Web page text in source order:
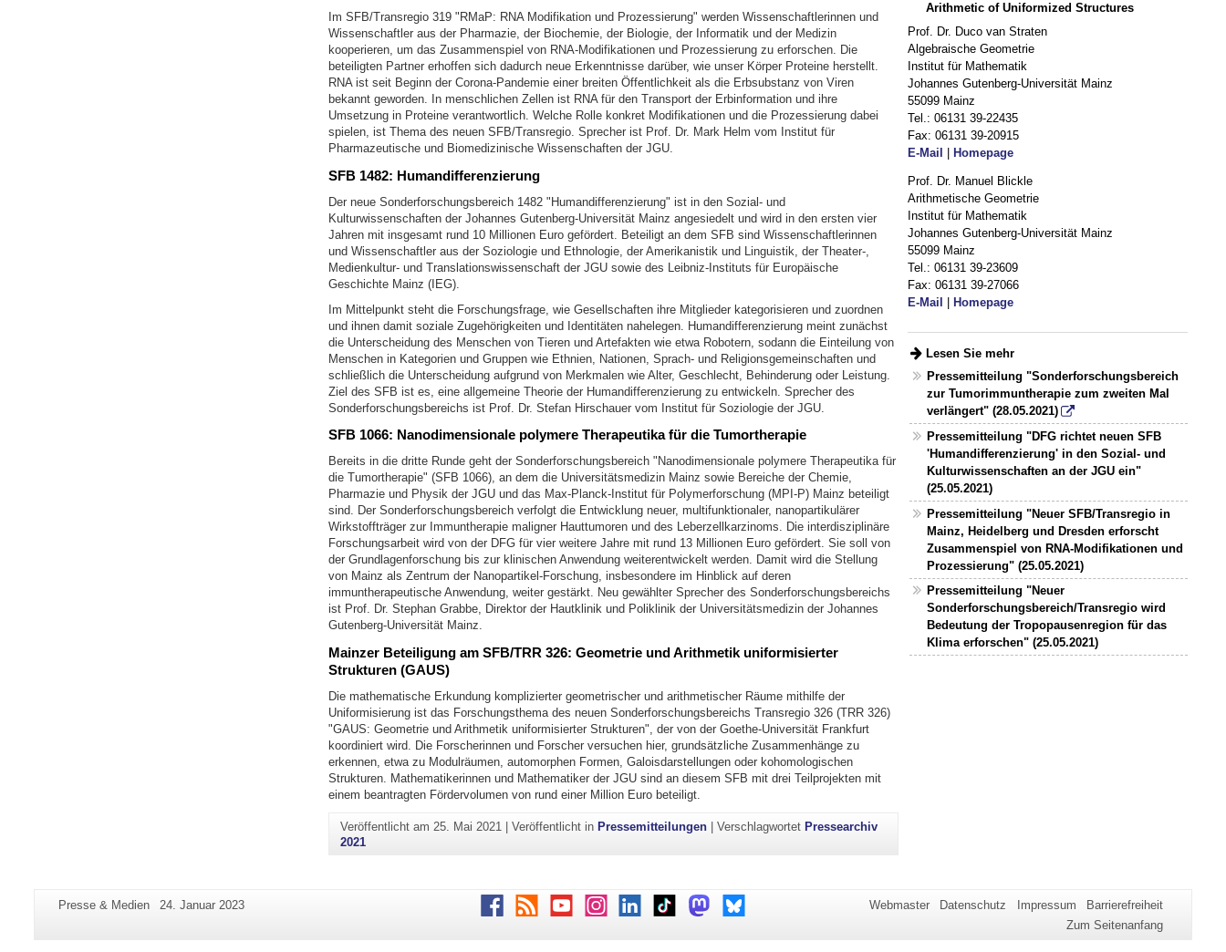
Im SFB/Transregio 319 "RMaP: RNA Modifikation und Prozessierung" werden Wissenschaftlerinnen und
Wissenschaftler aus der Pharmazie, der Biochemie, der Biologie, der Informatik und der Medizin
kooperieren, um das Zusammenspiel von RNA-Modifikationen und Prozessierung zu erforschen. Die
beteiligten Partner erhoffen sich dadurch neue Erkenntnisse darüber, wie unser Körper Proteine herstellt.
RNA ist seit Beginn der Corona-Pandemie einer breiten Öffentlichkeit als die Erbsubstanz von Viren
bekannt geworden. In menschlichen Zellen ist RNA für den Transport der Erbinformation und ihre
Umsetzung in Proteine verantwortlich. Welche Rolle konkret Modifikationen und die Prozessierung dabei
spielen, ist Thema des neuen SFB/Transregio. Sprecher ist Prof. Dr. Mark Helm vom Institut für
Pharmazeutische und Biomedizinische Wissenschaften der JGU.
SFB 1482: Humandifferenzierung
Der neue Sonderforschungsbereich 1482 "Humandifferenzierung" ist in den Sozial- und
Kulturwissenschaften der Johannes Gutenberg-Universität Mainz angesiedelt und wird in den ersten vier
Jahren mit insgesamt rund 10 Millionen Euro gefördert. Beteiligt an dem SFB sind Wissenschaftlerinnen
und Wissenschaftler aus der Soziologie und Ethnologie, der Amerikanistik und Linguistik, der Theater-,
Medienkultur- und Translationswissenschaft der JGU sowie des Leibniz-Instituts für Europäische
Geschichte Mainz (IEG).
Im Mittelpunkt steht die Forschungsfrage, wie Gesellschaften ihre Mitglieder kategorisieren und zuordnen
und ihnen damit soziale Zugehörigkeiten und Identitäten nahelegen. Humandifferenzierung meint zunächst
die Unterscheidung des Menschen von Tieren und Artefakten wie etwa Robotern, sodann die Einteilung von
Menschen in Kategorien und Gruppen wie Ethnien, Nationen, Sprach- und Religionsgemeinschaften und
schließlich die Unterscheidung aufgrund von Merkmalen wie Alter, Geschlecht, Behinderung oder Leistung.
Ziel des SFB ist es, eine allgemeine Theorie der Humandifferenzierung zu entwickeln. Sprecher des
Sonderforschungsbereichs ist Prof. Dr. Stefan Hirschauer vom Institut für Soziologie der JGU.
SFB 1066: Nanodimensionale polymere Therapeutika für die Tumortherapie
Bereits in die dritte Runde geht der Sonderforschungsbereich "Nanodimensionale polymere Therapeutika für
die Tumortherapie" (SFB 1066), an dem die Universitätsmedizin Mainz sowie Bereiche der Chemie,
Pharmazie und Physik der JGU und das Max-Planck-Institut für Polymerforschung (MPI-P) Mainz beteiligt
sind. Der Sonderforschungsbereich verfolgt die Entwicklung neuer, multifunktionaler, nanopartikulärer
Wirkstoffträger zur Immuntherapie maligner Hauttumoren und des Leberzellkarzinoms. Die interdisziplinäre
Forschungsarbeit wird von der DFG für vier weitere Jahre mit rund 13 Millionen Euro gefördert. Sie soll von
der Grundlagenforschung bis zur klinischen Anwendung weiterentwickelt werden. Damit wird die Stellung
von Mainz als Zentrum der Nanopartikel-Forschung, insbesondere im Hinblick auf deren
immuntherapeutische Anwendung, weiter gestärkt. Neu gewählter Sprecher des Sonderforschungsbereichs
ist Prof. Dr. Stephan Grabbe, Direktor der Hautklinik und Poliklinik der Universitätsmedizin der Johannes
Gutenberg-Universität Mainz.
Mainzer Beteiligung am SFB/TRR 326: Geometrie und Arithmetik uniformisierter
Strukturen (GAUS)
Die mathematische Erkundung komplizierter geometrischer und arithmetischer Räume mithilfe der
Uniformisierung ist das Forschungsthema des neuen Sonderforschungsbereichs Transregio 326 (TRR 326)
"GAUS: Geometrie und Arithmetik uniformisierter Strukturen", der von der Goethe-Universität Frankfurt
koordiniert wird. Die Forscherinnen und Forscher versuchen hier, grundsätzliche Zusammenhänge zu
erkennen, etwa zu Modulräumen, automorphen Formen, Galoisdarstellungen oder kohomologischen
Strukturen. Mathematikerinnen und Mathematiker der JGU sind an diesem SFB mit drei Teilprojekten mit
einem beantragten Fördervolumen von rund einer Million Euro beteiligt.
Veröffentlicht am25. Mai 2021 |Veröffentlicht in Pressemitteilungen |Verschlagwortet Pressearchiv
2021
Arithmetic of Uniformized Structures
Prof. Dr. Duco van Straten
Algebraische Geometrie
Institut für Mathematik
Johannes Gutenberg-Universität Mainz
55099 Mainz
Tel.: 06131 39-22435
Fax: 06131 39-20915
E-Mail | Homepage
Prof. Dr. Manuel Blickle
Arithmetische Geometrie
Institut für Mathematik
Johannes Gutenberg-Universität Mainz
55099 Mainz
Tel.: 06131 39-23609
Fax: 06131 39-27066
E-Mail
Homepage
Lesen Sie mehr
Pressemitteilung "Sonderforschungsbereich
zur Tumorimmuntherapie zum zweiten Mal
verlängert" (28.05.2021)
Pressemitteilung "DFG richtet neuen SFB
'Humandifferenzierung' in den Sozial- und
Kulturwissenschaften an der JGU ein"
(25.05.2021)
Pressemitteilung "Neuer SFB/Transregio in
Mainz, Heidelberg und Dresden erforscht
Zusammenspiel von RNA-Modifikationen und
Prozessierung" (25.05.2021)
Pressemitteilung "Neuer
Sonderforschungsbereich/Transregio wird
Bedeutung der Tropopausenregion für das
Klima erforschen" (25.05.2021)
Zusätzliche
Seiten-
Presse & Medien
Letzte
24. Januar 2023 Facebook
RSS YoutubeInstagram
LinkedInTikTokMastodonBluesky Webmaster Datenschutz Impressum
Barrierefreiheit
Zum Seitenanfang